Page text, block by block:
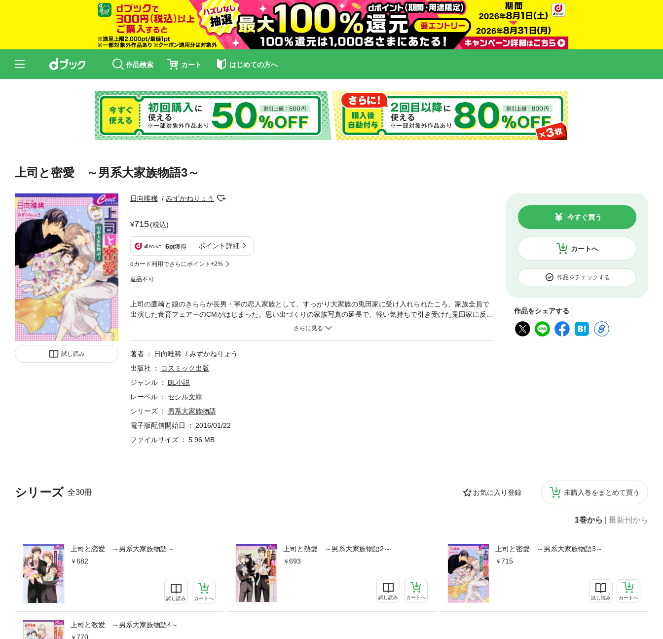
作品検索 カート はじめての方へ
上司と密愛 ～男系大家族物語3～
試し読み
日向唯稀 みずかねりょう
715(税込)
6pt獲得 ポイント詳細
dカード利用でさらにポイント+2%
返品不可
カートへ
今すぐ買う
作品をチェックする
作品をシェアする
シリーズ 全30冊 お気に入り登録 未購入巻をまとめて買う
1巻から 最新刊から
上司と恋愛 ～男系大家族物語～
682
試し読み カートへ
上司と熱愛 ～男系大家族物語2～
693
試し読み カートへ
上司と密愛 ～男系大家族物語3～
715
試し読み カートへ
上司と激愛 ～男系大家族物語4～
770
上司の鷹崎と娘のきららが長男・寧の恋人家族として、すっかり大家族の兎田家に受け入れられたころ、家族全員で
出演した食育フェアーのCMがはじまった。思い出づくりの家族写真の延長で、軽い気持ちで引き受けた兎田家に反し
て一気に世間の注目を浴びることに!! そして加熱したデマ報道によって大騒動が巻き起こる！ 美形大家族のラブリ
著者 日向唯稀
みずかねりょう
出版社
コスミック出版
ジャンル
BL小説
レーベル
セシル文庫
シリーズ
男系大家族物語
電子版配信開始日
2016/01/22
ファイルサイズ
5.96 MB